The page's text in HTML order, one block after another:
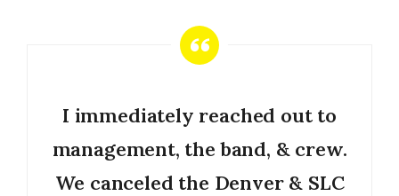
I immediately reached out to
management, the band, & crew.
We canceled the Denver & SLC